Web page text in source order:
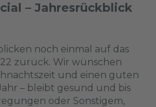
– Jahresrückblick
noch einmal auf das
zurück. Wir wünschen
und einen guten
– bleibt gesund und bis
oder Sonstigem,